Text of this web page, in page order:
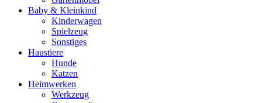
Baby & Kleinkind
Kinderwagen
Spielzeug
Sonstiges
Haustiere
Hunde
Katzen
Heimwerken
Werkzeug